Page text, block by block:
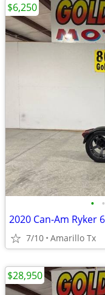
• •
2020 Can-Am Ryker
7/10 Amarillo Tx
$6,250
$28,950